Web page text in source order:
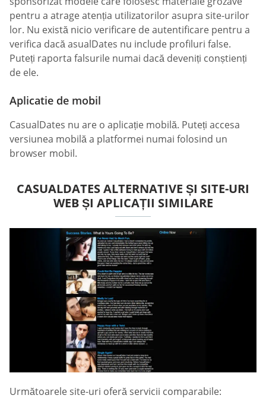
pentru a atrage atenția utilizatorilor asupra site-urilor
lor. Nu există nicio verificare de autentificare pentru a
verifica dacă asualDates nu include profiluri false.
Puteți raporta falsurile numai dacă deveniți conștienți
de ele.
Aplicatie de mobil
СasualDates nu are o aplicație mobilă. Puteți accesa
versiunea mobilă a platformei numai folosind un
browser mobil.
СASUALDATES ALTERNATIVE ȘI SITE-URI
WEB ȘI APLICAȚII SIMILARE
Următoarele site-uri oferă servicii comparabile: